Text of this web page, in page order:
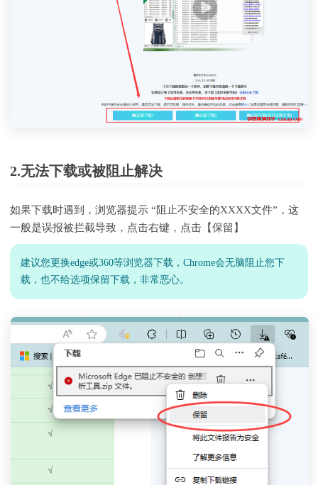
2.无法下载或被阻止解决
如果下载时遇到，浏览器提示 “阻止不安全的XXXX文件”，这
一般是误报被拦截导致，点击右键，点击【保留】
建议您更换edge或360等浏览器下载，Chrome会无脑阻止您下
载，也不给选项保留下载，非常恶心。